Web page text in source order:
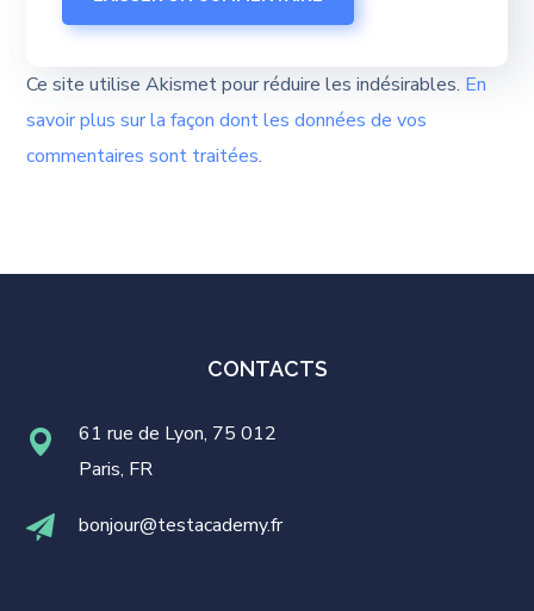
Ce site utilise Akismet pour réduire les indésirables. En
savoir plus sur la façon dont les données de vos
commentaires sont traitées.
CONTACTS
61 rue de Lyon, 75 012
Paris, FR
bonjour@testacademy.fr